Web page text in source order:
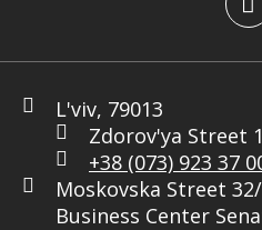
L'viv, 79013
Zdorov'ya Street
+38 (073) 923 37
Moskovska Street
Business Center